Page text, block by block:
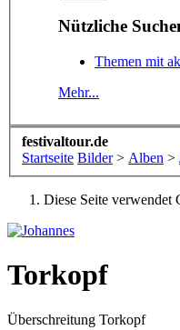
Nützliche
Themen mit
Mehr...
festivaltour.de
Startseite Bilder > Alben >
Diese Seite verwendet
Torkopf
Überschreitung Torkopf